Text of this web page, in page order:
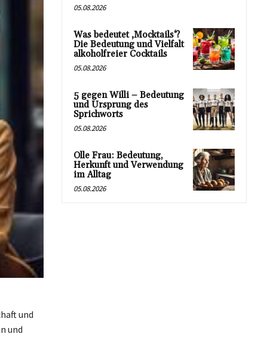
und
und
05.08.2026
Was bedeutet ‚Mocktails‘?
Die Bedeutung und Vielfalt
alkoholfreier Cocktails
05.08.2026
5 gegen Willi – Bedeutung
und Ursprung des
Sprichworts
05.08.2026
Olle Frau: Bedeutung,
Herkunft und Verwendung
im Alltag
05.08.2026